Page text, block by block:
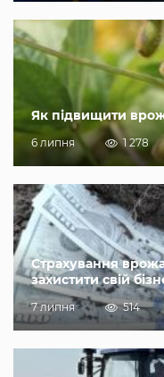
Як підвищити
6 липня 1 278
Страхування
захистити свій
7 липня 514